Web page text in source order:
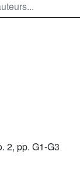
2, pp. G1-G3